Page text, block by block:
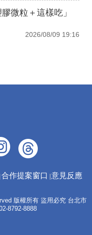
微粒＋這樣吃」
2026/08/09 19:16
合作提案窗口 意見反應
版權所有 盜用必究 台北市
8792-8888